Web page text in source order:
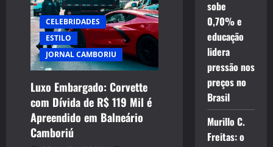
CELEBRIDADES
ESTILO
JORNAL CAMBORIU
Luxo Embargado: Corvette
com Dívida de R$ 119 Mil é
Apreendido em Balneário
Camboriú
CELEBRIDADES
CINEMA TEATRO TV INTERNET
ENTRETENIMENTO
sobe
0,70% e
educação
lidera
pressão nos
preços no
Brasil
Murillo C.
Freitas: o